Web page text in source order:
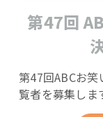
第47回
第47回ABCお
覧者を募集しま